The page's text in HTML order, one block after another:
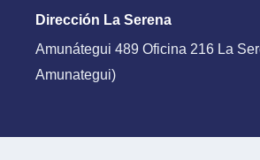
Dirección La Serena
Amunátegui 489 Oficina 216 La
Amunategui)